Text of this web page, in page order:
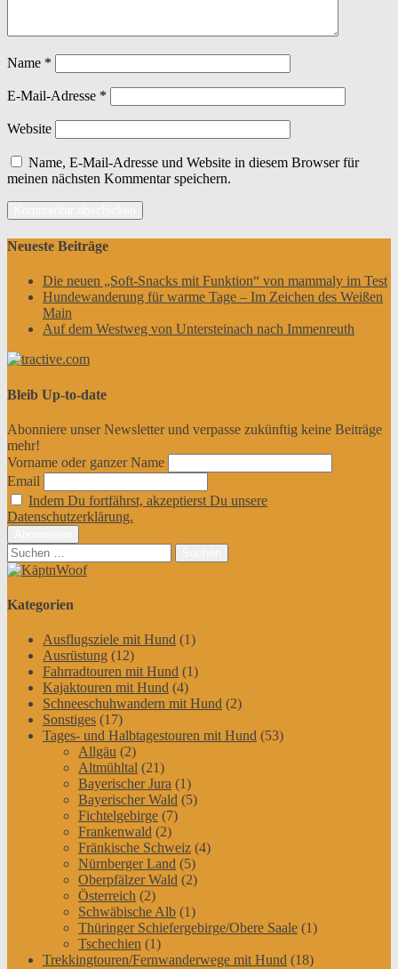
Name *
E-Mail-Adresse *
Website
Name, E-Mail-Adresse und Website in diesem Browser für
meinen nächsten Kommentar speichern.
Neueste Beiträge
Die neuen „Soft-Snacks mit Funktion“ von mammaly im Test
Hundewanderung für warme Tage – Im Zeichen des Weißen
Main
Auf dem Westweg von Untersteinach nach Immenreuth
Bleib Up-to-date
Abonniere unser Newsletter und verpasse zukünftig keine Beiträge
mehr!
Vorname oder ganzer Name
Email
Indem Du fortfährst, akzeptierst Du unsere
Datenschutzerklärung.
Suchen
nach:
Kategorien
Ausflugsziele mit Hund (1)
Ausrüstung (12)
Fahrradtouren mit Hund (1)
Kajaktouren mit Hund (4)
Schneeschuhwandern mit Hund (2)
Sonstiges (17)
Tages- und Halbtagestouren mit Hund (53)
Allgäu (2)
Altmühltal (21)
Bayerischer Jura (1)
Bayerischer Wald (5)
Fichtelgebirge (7)
Frankenwald (2)
Fränkische Schweiz (4)
Nürnberger Land (5)
Oberpfälzer Wald (2)
Österreich (2)
Schwäbische Alb (1)
Thüringer Schiefergebirge/Obere Saale (1)
Tschechien (1)
Trekkingtouren/Fernwanderwege mit Hund (18)